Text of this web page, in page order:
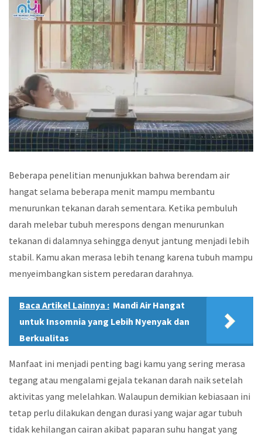
Beberapa penelitian menunjukkan bahwa berendam air
hangat selama beberapa menit mampu membantu
menurunkan tekanan darah sementara. Ketika pembuluh
darah melebar tubuh merespons dengan menurunkan
tekanan di dalamnya sehingga denyut jantung menjadi lebih
stabil. Kamu akan merasa lebih tenang karena tubuh mampu
menyeimbangkan sistem peredaran darahnya.
Baca Artikel Lainnya : Mandi Air Hangat
untuk Insomnia yang Lebih Nyenyak dan
Berkualitas
Manfaat ini menjadi penting bagi kamu yang sering merasa
tegang atau mengalami gejala tekanan darah naik setelah
aktivitas yang melelahkan. Walaupun demikian kebiasaan ini
tetap perlu dilakukan dengan durasi yang wajar agar tubuh
tidak kehilangan cairan akibat paparan suhu hangat yang